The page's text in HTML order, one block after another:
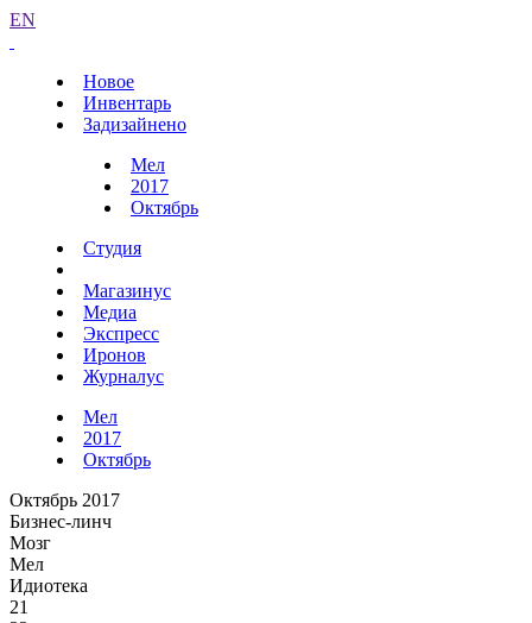
EN
Новое
Инвентарь
Задизайнено
Мел
2017
Октябрь
Студия
Магазинус
Медиа
Экспресс
Иронов
Журналус
Мел
2017
Октябрь
Октябрь 2017
Бизнес-линч
Мозг
Мел
Идиотека
21